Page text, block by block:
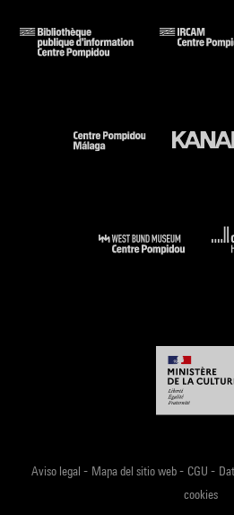
Aviso legal - Mapa del sitio web- CGU -
cookies